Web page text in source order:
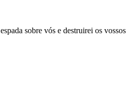
sobre vós e destruirei os vossos